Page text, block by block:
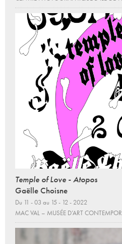
Temple of Love - Atopos
Gaëlle Choisne
Du 11 - 03 au 15 - 12 - 2022
MAC VAL – MUSÉE D’ART